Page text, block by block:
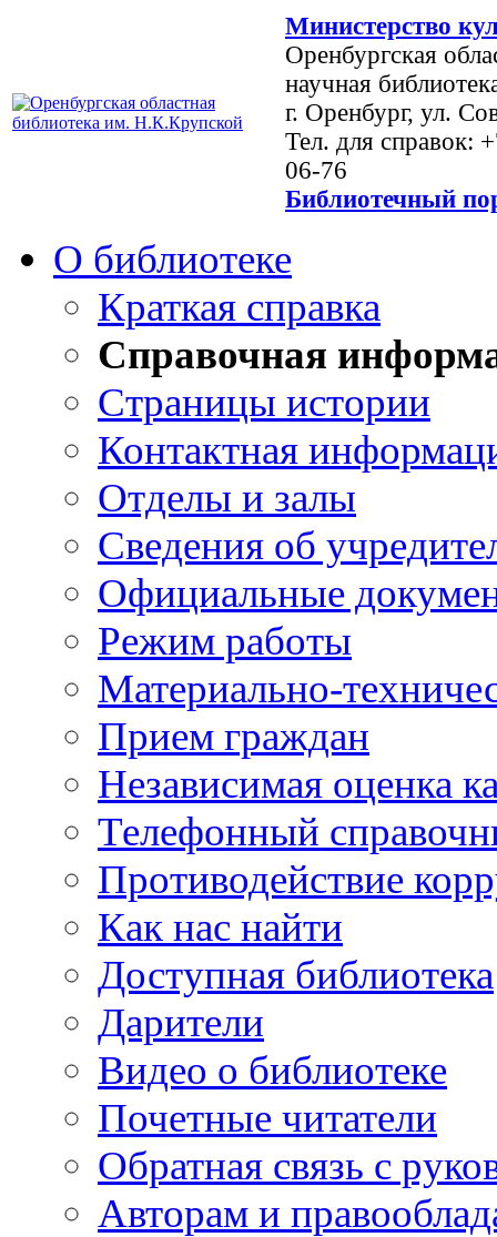
Министерство
Оренбургская
научная
г. Оренбург, ул.
Тел. для справок:
06-76
Библиотечный
О библиотеке
Краткая справка
Справочная
Страницы истории
Контактная
Отделы и залы
Сведения об
Официальные
Режим работы
Материально-
Прием граждан
Независимая оценка
Телефонный
Противодействие
Как нас найти
Доступная библиотека
Дарители
Видео о библиотеке
Почетные читатели
Обратная связь с
Авторам и